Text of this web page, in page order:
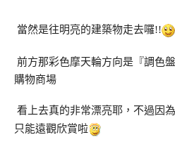
當然是往明亮的建築物走去囉!!
前方那彩色摩天輪方向是『調色
購物商場
看上去真的非常漂亮耶，不過因
只能遠觀欣賞啦